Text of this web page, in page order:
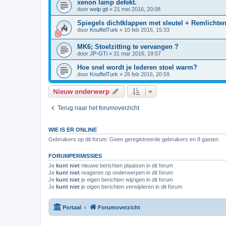
xenon lamp defekt.
door welp gti » 21 mei 2016, 20:08
Spiegels dichtklappen met sleutel + Remlichten
door KnuffelTurk » 10 feb 2016, 15:33
MK6; Stoelzitting te vervangen ?
door JP-GTi » 31 mar 2016, 19:57
Hoe snel wordt je lederen stoel warm?
door KnuffelTurk » 26 feb 2016, 20:59
Nieuw onderwerp
Terug naar het forumoverzicht
WIE IS ER ONLINE
Gebruikers op dit forum: Geen geregistreerde gebruikers en 8 gasten
FORUMPERMISSIES
Je kunt niet nieuwe berichten plaatsen in dit forum
Je kunt niet reageren op onderwerpen in dit forum
Je kunt niet je eigen berichten wijzigen in dit forum
Je kunt niet je eigen berichten verwijderen in dit forum
Portaal Forumoverzicht